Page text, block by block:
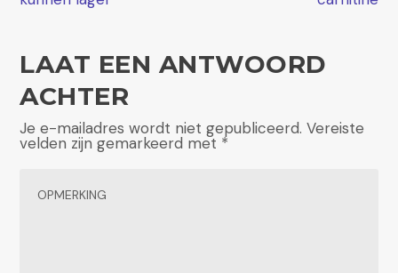
LAAT EEN ANTWOORD
ACHTER
Je e-mailadres wordt niet gepubliceerd. Vereiste
velden zijn gemarkeerd met *